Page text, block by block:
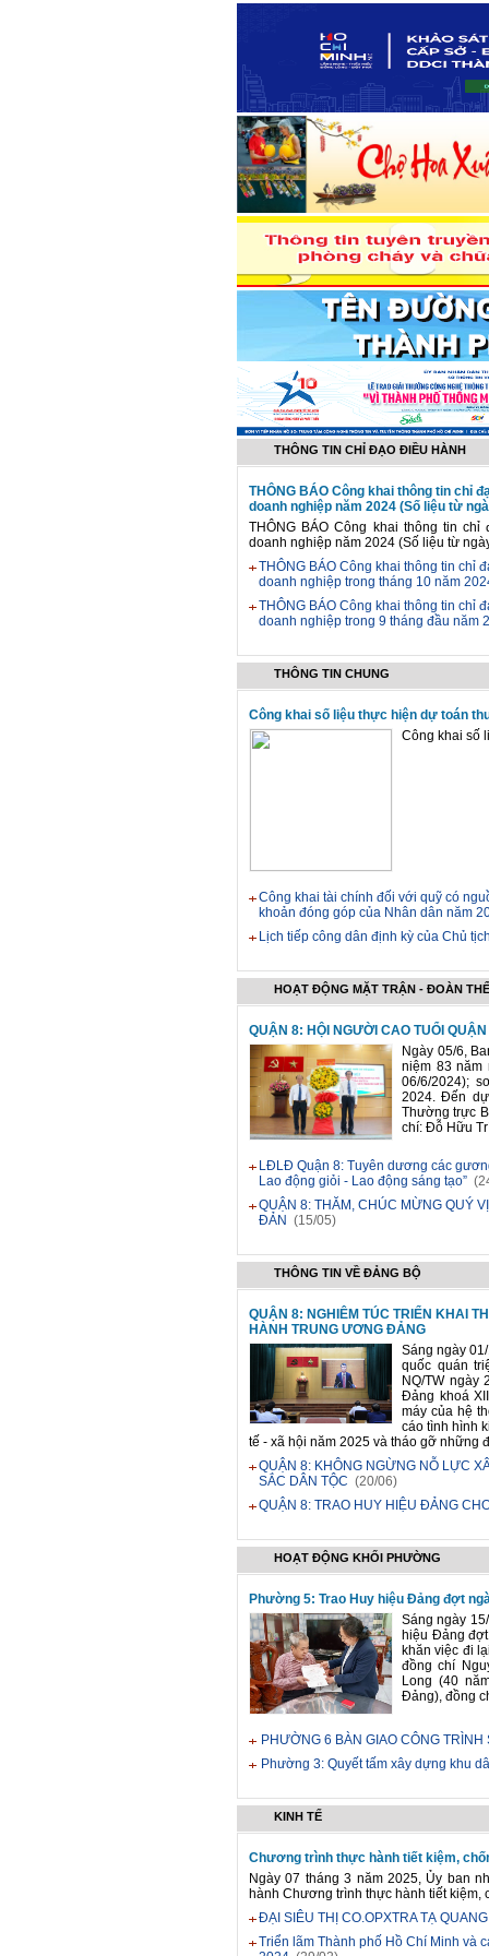
THÔNG TIN CHỈ ĐẠO ĐIỀU HÀNH
THÔNG BÁO Công khai thông tin chỉ
doanh nghiệp năm 2024 (Số liệu từ
THÔNG BÁO Công khai thông tin
doanh nghiệp năm 2024 (Số liệu từ
THÔNG BÁO Công khai thông tin chỉ
doanh nghiệp trong tháng 10 năm
THÔNG BÁO Công khai thông tin chỉ
doanh nghiệp trong 9 tháng đầu năm
THÔNG TIN CHUNG
Công khai số liệu thực hiện dự toán
Công khai số
Công khai tài chính đối với quỹ có
khoản đóng góp của Nhân dân năm
Lịch tiếp công dân định kỳ của Chủ
HOẠT ĐỘNG MẶT TRẬN - ĐOÀN THỂ
QUẬN 8: HỘI NGƯỜI CAO TUỔI
Ngày 05/6,
niệm 83 năm
06/6/2024);
2024. Đến
Thường trực
chí: Đỗ Hữu
LĐLĐ Quận 8: Tuyên dương các
Lao động giỏi - Lao động sáng tạo”
QUẬN 8: THĂM, CHÚC MỪNG QUÝ
ĐẢN (15/05)
THÔNG TIN VỀ ĐẢNG BỘ
QUẬN 8: NGHIÊM TÚC TRIỂN KHAI
HÀNH TRUNG ƯƠNG ĐẢNG
Sáng ngày
quốc quán
NQ/TW ngày
Đảng khoá
máy của hệ
cáo tình hình
tế - xã hội năm 2025 và tháo gỡ những
QUẬN 8: KHÔNG NGỪNG NỖ LỰC
SẮC DÂN TỘC (20/06)
QUẬN 8: TRAO HUY HIỆU ĐẢNG
HOẠT ĐỘNG KHỐI PHƯỜNG
Phường 5: Trao Huy hiệu Đảng đợt
Sáng ngày
hiệu Đảng
khăn việc đi
đồng chí
Long (40
Đảng), đồng
PHƯỜNG 6 BÀN GIAO CÔNG
Phường 3: Quyết tấm xây dựng khu
KINH TẾ
Chương trình thực hành tiết kiệm,
Ngày 07 tháng 3 năm 2025, Ủy ban
hành Chương trình thực hành tiết kiệm,
ĐẠI SIÊU THỊ CO.OPXTRA TẠ
Triển lãm Thành phố Hồ Chí Minh và